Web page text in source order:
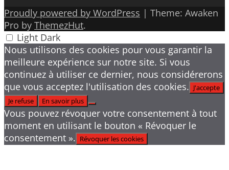
Proudly powered by WordPress | Theme: Awaken
Pro by ThemezHut.
Light Dark
Nous utilisons des cookies pour vous garantir la
meilleure expérience sur notre site. Si vous
continuez à utiliser ce dernier, nous considérerons
que vous acceptez l'utilisation des cookies. J'accepte
Je refuse
En savoir plus
Vous pouvez révoquer votre consentement à tout
moment en utilisant le bouton « Révoquer le
consentement ». Révoquer les cookies